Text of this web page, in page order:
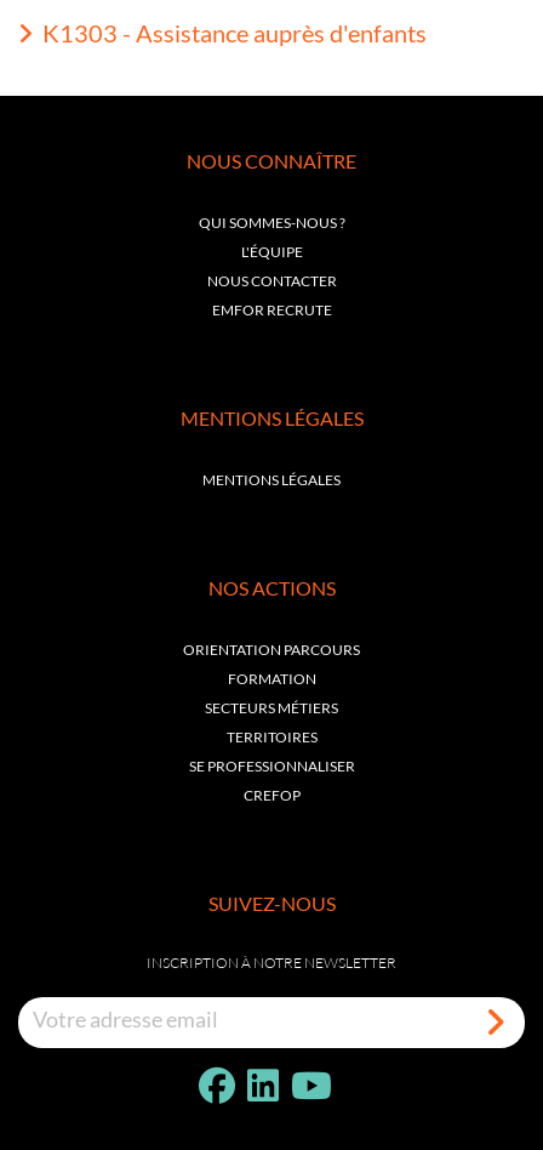
K1303 - Assistance auprès d'enfants
NOUS CONNAÎTRE
QUI SOMMES-NOUS ?
L'ÉQUIPE
NOUS CONTACTER
EMFOR RECRUTE
MENTIONS LÉGALES
MENTIONS LÉGALES
NOS ACTIONS
ORIENTATION PARCOURS
FORMATION
SECTEURS MÉTIERS
TERRITOIRES
SE PROFESSIONNALISER
CREFOP
SUIVEZ-NOUS
INSCRIPTION À NOTRE NEWSLETTER